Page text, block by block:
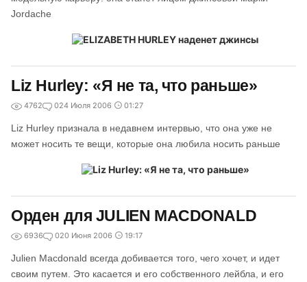
Jordache
Liz Hurley: «Я не та, что раньше»
4762 024 Июля 2006 01:27
Liz Hurley признала в недавнем интервью, что она уже не
может носить те вещи, которые она любила носить раньше
Орден для JULIEN MACDONALD
6936 020 Июня 2006 19:17
Julien Macdonald всегда добивается того, чего хочет, и идет
своим путем. Это касается и его собственного лейбла, и его